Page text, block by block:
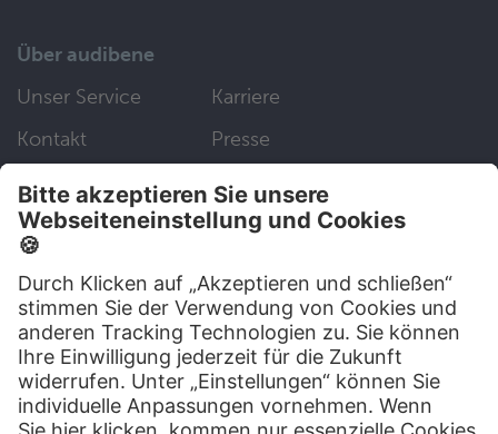
Über audibene
Unser Service
Karriere
Kontakt
Presse
Folgen Sie uns auf:
Wir helfen Ihnen gerne weiter
030 83 79 99 97